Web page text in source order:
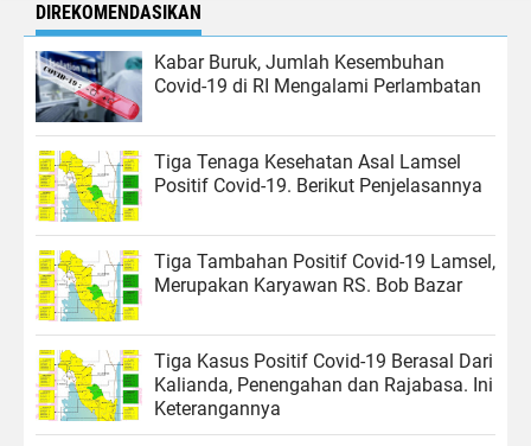
DIREKOMENDASIKAN
Kabar Buruk, Jumlah Kesembuhan
Covid-19 di RI Mengalami Perlambatan
Tiga Tenaga Kesehatan Asal Lamsel
Positif Covid-19. Berikut Penjelasannya
Tiga Tambahan Positif Covid-19 Lamsel,
Merupakan Karyawan RS. Bob Bazar
Tiga Kasus Positif Covid-19 Berasal Dari
Kalianda, Penengahan dan Rajabasa. Ini
Keterangannya